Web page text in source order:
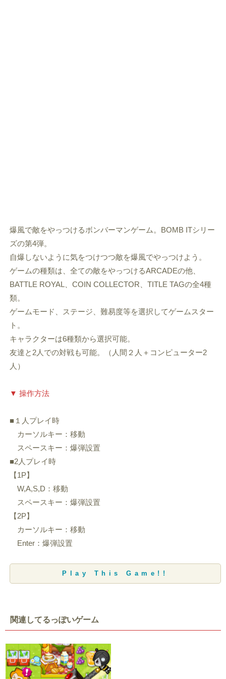
爆風で敵をやっつけるボンバーマンゲーム。BOMB ITシリー
ズの第4弾。
自爆しないように気をつけつつ敵を爆風でやっつけよう。
ゲームの種類は、全ての敵をやっつけるARCADEの他、
BATTLE ROYAL、COIN COLLECTOR、TITLE TAGの全4種
類。
ゲームモード、ステージ、難易度等を選択してゲームスター
ト。
キャラクターは6種類から選択可能。
友達と2人での対戦も可能。（人間２人＋コンピューター2
人）
▼ 操作方法
■１人プレイ時
カーソルキー：移動
スペースキー：爆弾設置
■2人プレイ時
【1P】
W,A,S,D：移動
スペースキー：爆弾設置
【2P】
カーソルキー：移動
Enter：爆弾設置
Play This Game!!
関連してるっぽいゲーム